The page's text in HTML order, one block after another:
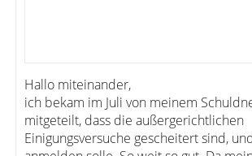
Hallo miteinander,
ich bekam im Juli von meinem
mitgeteilt, dass die außergerichtlichen
Einigungsversuche gescheitert sind,